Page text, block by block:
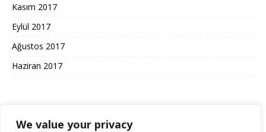
We value your privacy
Kasım 2017
Eylül 2017
Ağustos 2017
Haziran 2017
KULLANIM ŞARTLARI GIZLILIK